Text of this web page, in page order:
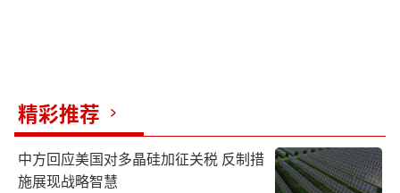
精彩推荐
中方回应美国对多晶硅加征关税 反制措
施展现战略智慧